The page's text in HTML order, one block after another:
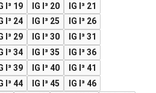
I³ 19 IG I³ 20
IG I³ 21
I³ 24 IG I³ 25
IG I³ 26
I³ 29 IG I³ 30
IG I³ 31
I³ 34 IG I³ 35
IG I³ 36
I³ 39 IG I³ 40
IG I³ 41
I³ 44 IG I³ 45
IG I³ 46